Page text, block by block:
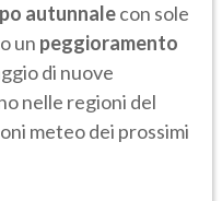
autunnalecon sole
un peggioramento
di nuove
nelle regioni del
meteo dei prossimi